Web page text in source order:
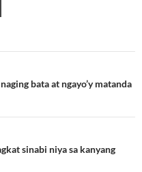
bata at ngayo’y matanda
sinabi niya sa kanyang